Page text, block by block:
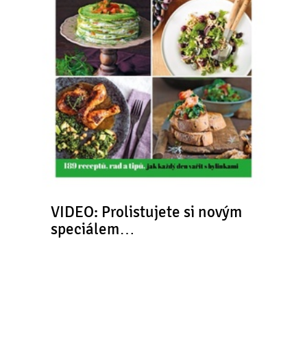
VIDEO: Prolistujete si novým
speciálem…